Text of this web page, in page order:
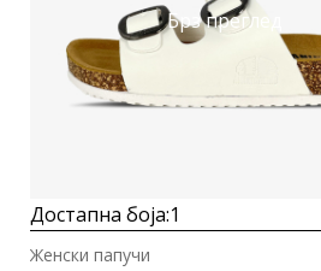
Брз преглед
Достапна боја:1
Женски папучи